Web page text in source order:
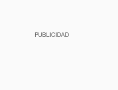
PUBLICIDAD